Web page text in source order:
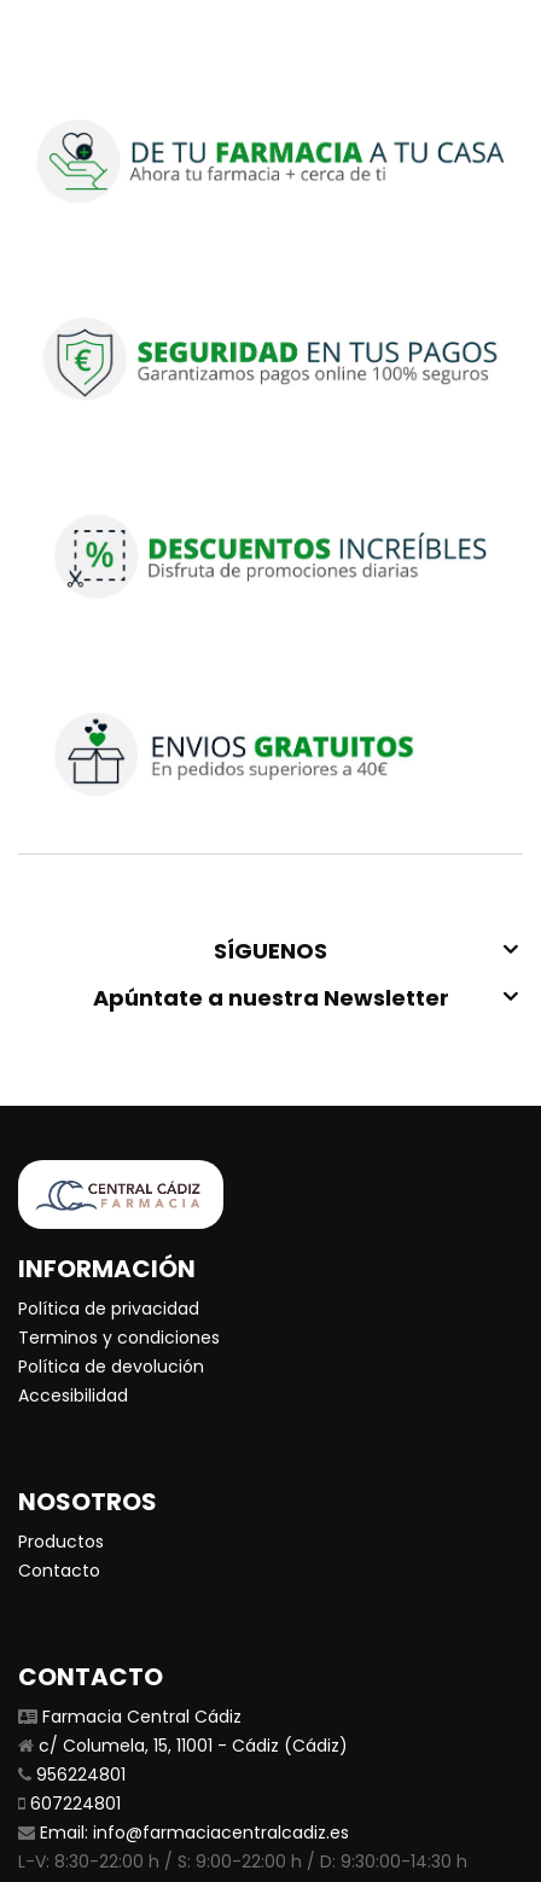
SÍGUENOS
Apúntate a nuestra Newsletter
INFORMACIÓN
Política de privacidad
Terminos y condiciones
Política de devolución
Accesibilidad
NOSOTROS
Productos
Contacto
CONTACTO
Farmacia Central Cádiz
c/ Columela, 15, 11001 - Cádiz (Cádiz)
956224801
607224801
Email: info@farmaciacentralcadiz.es
L-V: 8:30-22:00 h / S: 9:00-22:00 h / D: 9:30:00-14:30 h